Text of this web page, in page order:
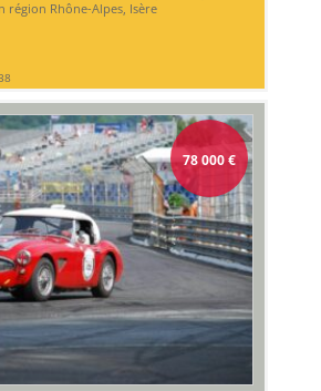
région Rhône-Alpes, Isère
78 000€